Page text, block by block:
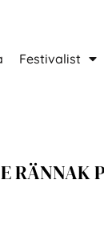
Festivalist
RÄNNAK